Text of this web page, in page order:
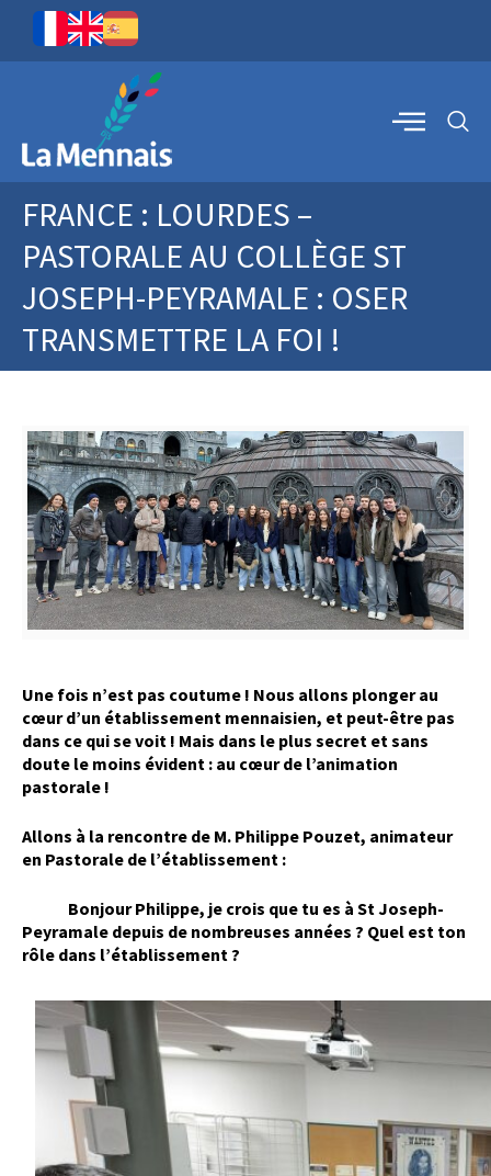
FRANCE : LOURDES –
PASTORALE AU COLLÈGE ST
JOSEPH-PEYRAMALE : OSER
TRANSMETTRE LA FOI !
Une fois n’est pas coutume ! Nous allons plonger au
cœur d’un établissement mennaisien, et peut-être pas
dans ce qui se voit ! Mais dans le plus secret et sans
doute le moins évident : au cœur de l’animation
pastorale !
Allons à la rencontre de M. Philippe Pouzet, animateur
en Pastorale de l’établissement :
Bonjour Philippe, je crois que tu es à St Joseph-
Peyramale depuis de nombreuses années ? Quel est ton
rôle dans l’établissement ?